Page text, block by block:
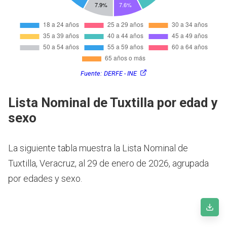
Fuente: DERFE - INE
Lista Nominal de Tuxtilla por edad y
sexo
La siguiente tabla muestra la Lista Nominal de
Tuxtilla, Veracruz, al 29 de enero de 2026, agrupada
por edades y sexo.